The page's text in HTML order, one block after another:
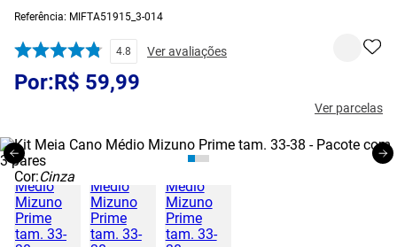
Referência: MIFTA51915_3-014
4.8 Ver avaliações
R$ 59,99
Ver parcelas
Cor:Cinza